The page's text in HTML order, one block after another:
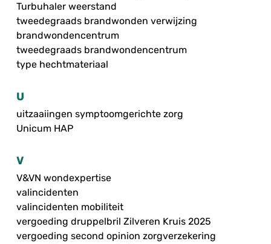
Turbuhaler weerstand
tweedegraads brandwonden verwijzing
brandwondencentrum
tweedegraads brandwondencentrum
type hechtmateriaal
U
uitzaaiingen symptoomgerichte zorg
Unicum HAP
V
V&VN wondexpertise
valincidenten
valincidenten mobiliteit
vergoeding druppelbril Zilveren Kruis 2025
vergoeding second opinion zorgverzekering